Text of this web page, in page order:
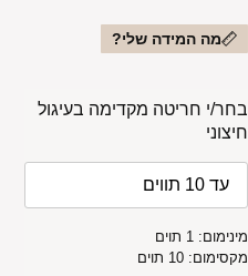
מה המידה שלי?
בחר/י חריטה מקדימה בעיגול
חיצוני
מינימום: 1 תוים
מקסימום: 10 תוים